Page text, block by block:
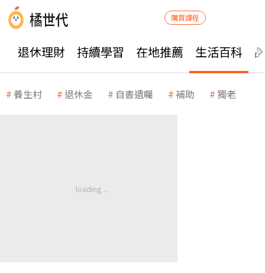
購買課程
退休理財 持續學習 在地推薦 生活百科
養生村 退休金 自書遺囑 補助 獨老